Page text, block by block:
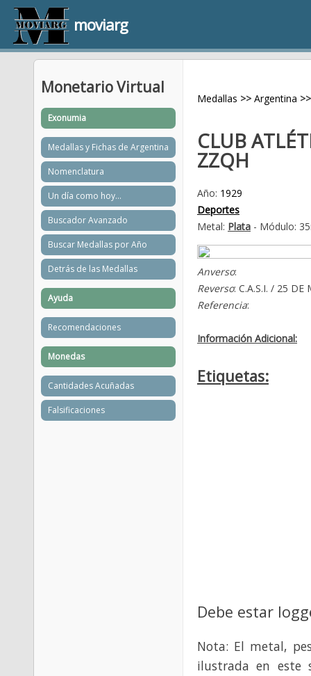
moviarg
Medallas >> Argentina >>
CLUB
ZZQH
Año: 1929
Deportes
Metal: Plata - Módulo:
Anverso:
Reverso: C.A.S.I. / 25 DE
Referencia:
Información Adicional:
Etiquetas:
Debe estar
Nota: El metal,
ilustrada en este
Monetario Virtual
Exonumia
Medallas y Fichas de Argentina
Nomenclatura
Un día como hoy...
Buscador Avanzado
Buscar Medallas por Año
Detrás de las Medallas
Ayuda
Recomendaciones
Monedas
Cantidades Acuñadas
Falsificaciones